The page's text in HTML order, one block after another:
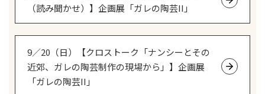
（読み聞かせ）】企画展「ガレの陶芸II」
9／20（日）【クロストーク「ナンシーとその
近郊、ガレの陶芸制作の現場から」】企画展
「ガレの陶芸II」